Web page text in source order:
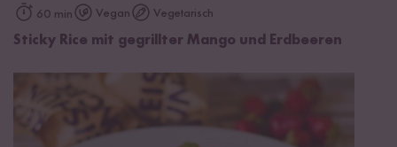
60 min Vegan Vegetarisch
Sticky Rice mit gegrillter Mango und Erdbeeren